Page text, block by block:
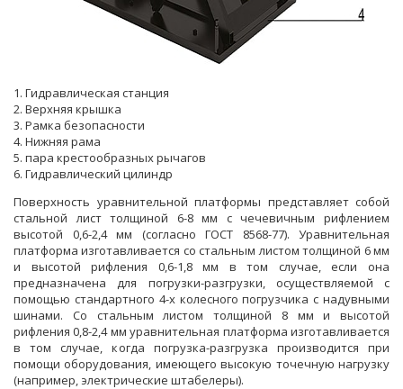
1. Гидравлическая станция
2. Верхняя крышка
3. Рамка безопасности
4. Нижняя рама
5. пара крестообразных рычагов
6. Гидравлический цилиндр
Поверхность уравнительной платформы представляет собой
стальной лист толщиной 6-8 мм с чечевичным рифлением
высотой 0,6-2,4 мм (согласно ГОСТ 8568-77). Уравнительная
платформа изготавливается со стальным листом толщиной 6 мм
и высотой рифления 0,6-1,8 мм в том случае, если она
предназначена для погрузки-разгрузки, осуществляемой с
помощью стандартного 4-х колесного погрузчика с надувными
шинами. Со стальным листом толщиной 8 мм и высотой
рифления 0,8-2,4 мм уравнительная платформа изготавливается
в том случае, когда погрузка-разгрузка производится при
помощи оборудования, имеющего высокую точечную нагрузку
(например, электрические штабелеры).